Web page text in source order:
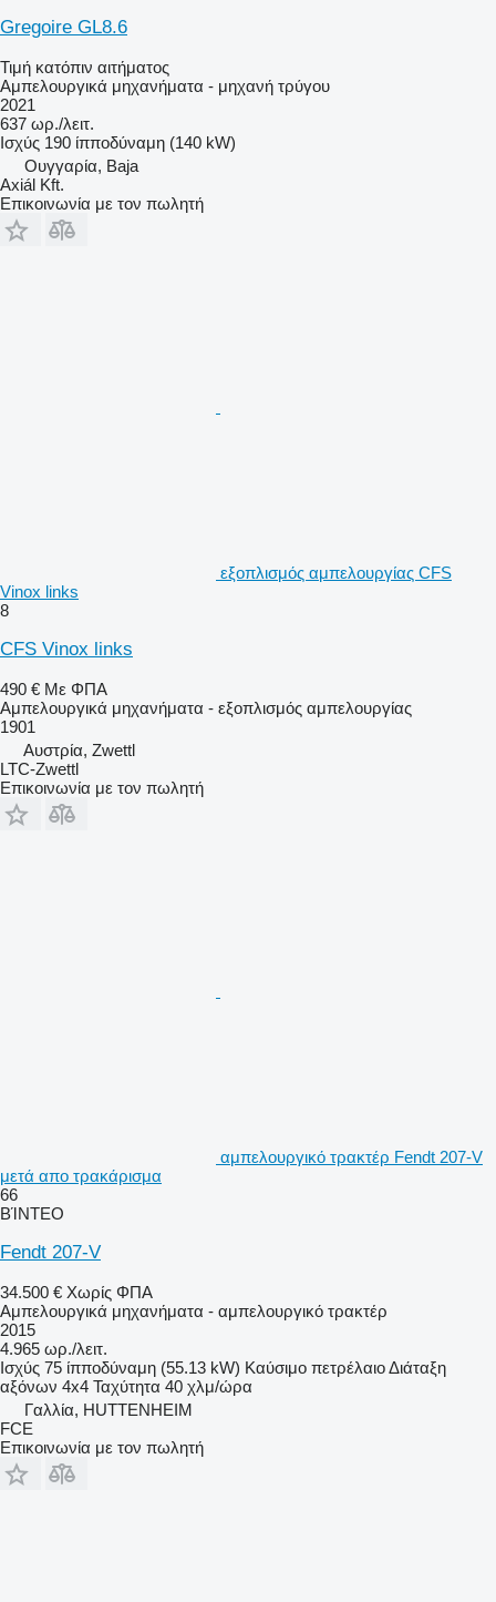
Gregoire GL8.6
Τιμή κατόπιν αιτήματος
Αμπελουργικά μηχανήματα - μηχανή τρύγου
2021
637 ωρ./λειτ.
Ισχύς 190 ίπποδύναμη (140 kW)
Ουγγαρία, Baja
Axiál Kft.
Επικοινωνία με τον πωλητή
εξοπλισμός αμπελουργίας CFS
Vinox links
8
CFS Vinox links
490 € Με ΦΠΑ
Αμπελουργικά μηχανήματα - εξοπλισμός αμπελουργίας
1901
Αυστρία, Zwettl
LTC-Zwettl
Επικοινωνία με τον πωλητή
αμπελουργικό τρακτέρ Fendt 207-V
μετά απο τρακάρισμα
66
ΒΊΝΤΕΟ
Fendt 207-V
34.500 € Χωρίς ΦΠΑ
Αμπελουργικά μηχανήματα - αμπελουργικό τρακτέρ
2015
4.965 ωρ./λειτ.
Ισχύς 75 ίπποδύναμη (55.13 kW) Καύσιμο πετρέλαιοΔιάταξη
αξόνων 4x4 Ταχύτητα 40 χλμ/ώρα
Γαλλία, HUTTENHEIM
FCE
Επικοινωνία με τον πωλητή